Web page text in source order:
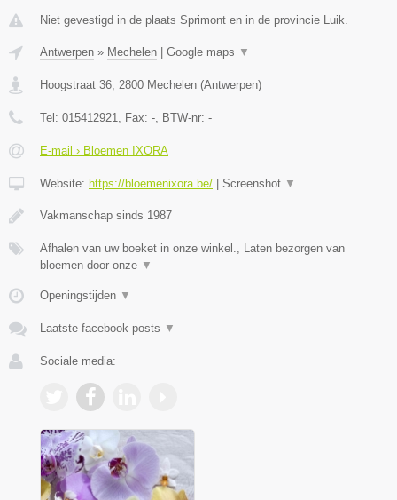
Niet gevestigd in de plaats Sprimont en in de provincie Luik.
Antwerpen » Mechelen Google maps ▼
Hoogstraat 36, 2800 Mechelen (Antwerpen)
Tel: 015412921, Fax: -, BTW-nr: -
E-mail › Bloemen IXORA
Website: https://bloemenixora.be/ Screenshot ▼
Vakmanschap sinds 1987
Afhalen van uw boeket in onze winkel., Laten bezorgen van
bloemen door onze ▼
Openingstijden ▼
Laatste facebook posts ▼
Sociale media: